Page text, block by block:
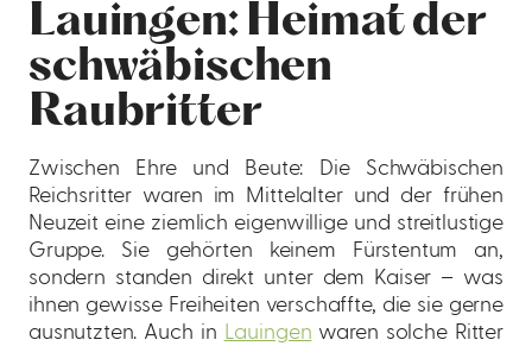
Lauingen: Heimat der
schwäbischen
Raubritter
Zwischen Ehre und Beute:
Die Schwäbischen
Reichsritter waren im Mittelalter und der frühen
Neuzeit eine ziemlich eigenwillige und streitlustige
Gruppe. Sie gehörten keinem Fürstentum an,
sondern standen direkt unter dem Kaiser – was
ihnen gewisse Freiheiten verschaffte, die sie gerne
ausnutzten. Auch in Lauingen waren solche Ritter